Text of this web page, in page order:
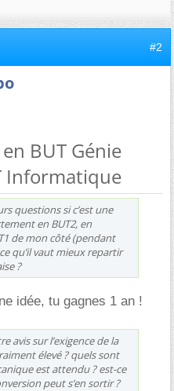
#2
BUT Génie
Informatique
questions si c’est une
en BUT2, en
de mon côté (pendant
qu’il vaut mieux repartir
?
idée, tu gagnes 1 an !
avis sur l’exigence de la
élevé ? quels sont
est attendu ? est-ce
peut s’en sortir ?